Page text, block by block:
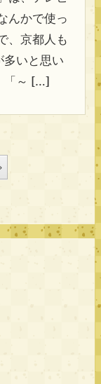
んかで使っ
、京都人も
いと思い
「～ […]